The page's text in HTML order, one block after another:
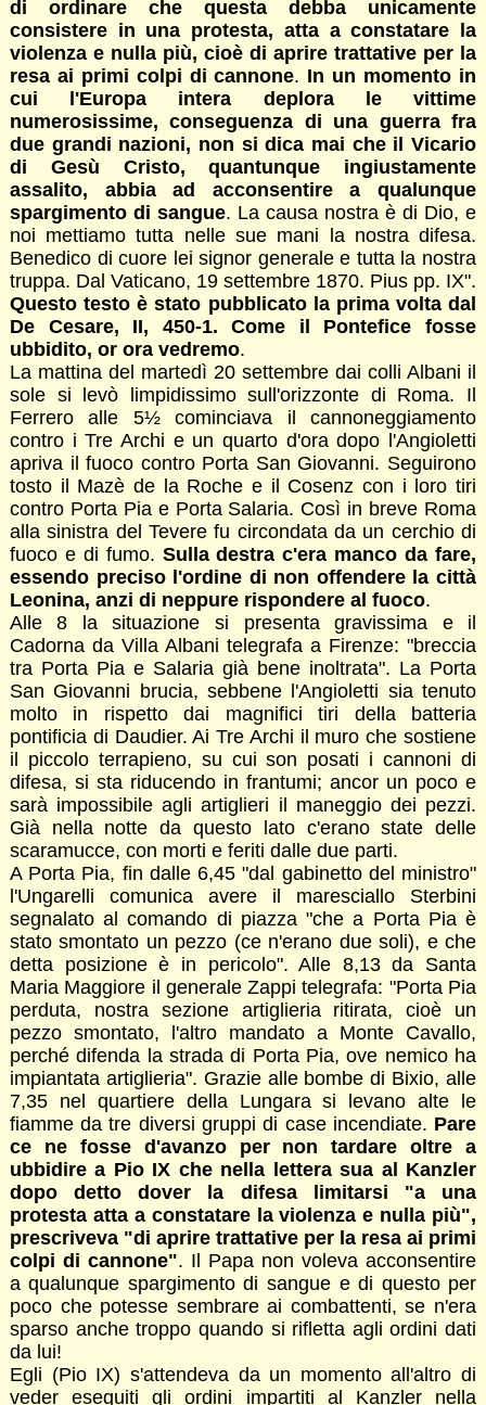
di ordinare che questa debba unicamente
consistere in una protesta, atta a constatare la
violenza e nulla più, cioè di aprire trattative per la
resa ai primi colpi di cannone. In un momento in
cui l'Europa intera deplora le vittime
numerosissime, conseguenza di una guerra fra
due grandi nazioni, non si dica mai che il Vicario
di Gesù Cristo, quantunque ingiustamente
assalito, abbia ad acconsentire a qualunque
spargimento di sangue. La causa nostra è di Dio, e
noi mettiamo tutta nelle sue mani la nostra difesa.
Benedico di cuore lei signor generale e tutta la nostra
truppa. Dal Vaticano, 19 settembre 1870. Pius pp. IX".
Questo testo è stato pubblicato la prima volta dal
De Cesare, II, 450-1. Come il Pontefice fosse
ubbidito, or ora vedremo.
La mattina del martedì 20 settembre dai colli Albani il
sole si levò limpidissimo sull'orizzonte di Roma. Il
Ferrero alle 5½ cominciava il cannoneggiamento
contro i Tre Archi e un quarto d'ora dopo l'Angioletti
apriva il fuoco contro Porta San Giovanni. Seguirono
tosto il Mazè de la Roche e il Cosenz con i loro tiri
contro Porta Pia e Porta Salaria. Così in breve Roma
alla sinistra del Tevere fu circondata da un cerchio di
fuoco e di fumo. Sulla destra c'era manco da fare,
essendo preciso l'ordine di non offendere la città
Leonina, anzi di neppure rispondere al fuoco.
Alle 8 la situazione si presenta gravissima e il
Cadorna da Villa Albani telegrafa a Firenze: "breccia
tra Porta Pia e Salaria già bene inoltrata". La Porta
San Giovanni brucia, sebbene l'Angioletti sia tenuto
molto in rispetto dai magnifici tiri della batteria
pontificia di Daudier. Ai Tre Archi il muro che sostiene
il piccolo terrapieno, su cui son posati i cannoni di
difesa, si sta riducendo in frantumi; ancor un poco e
sarà impossibile agli artiglieri il maneggio dei pezzi.
Già nella notte da questo lato c'erano state delle
scaramucce, con morti e feriti dalle due parti.
A Porta Pia, fin dalle 6,45 "dal gabinetto del ministro"
l'Ungarelli comunica avere il maresciallo Sterbini
segnalato al comando di piazza "che a Porta Pia è
stato smontato un pezzo (ce n'erano due soli), e che
detta posizione è in pericolo". Alle 8,13 da Santa
Maria Maggiore il generale Zappi telegrafa: "Porta Pia
perduta, nostra sezione artiglieria ritirata, cioè un
pezzo smontato, l'altro mandato a Monte Cavallo,
perché difenda la strada di Porta Pia, ove nemico ha
impiantata artiglieria". Grazie alle bombe di Bixio, alle
7,35 nel quartiere della Lungara si levano alte le
fiamme da tre diversi gruppi di case incendiate. Pare
ce ne fosse d'avanzo per non tardare oltre a
ubbidire a Pio IX che nella lettera sua al Kanzler
dopo detto dover la difesa limitarsi "a una
protesta atta a constatare la violenza e nulla più",
prescriveva "di aprire trattative per la resa ai primi
colpi di cannone". Il Papa non voleva acconsentire
a qualunque spargimento di sangue e di questo per
poco che potesse sembrare ai combattenti, se n'era
sparso anche troppo quando si rifletta agli ordini dati
da lui!
Egli (Pio IX) s'attendeva da un momento all'altro di
veder eseguiti gli ordini impartiti al Kanzler nella